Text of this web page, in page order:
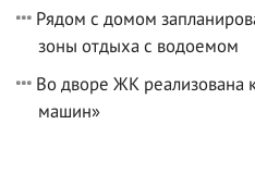
Рядом с домом
зоны отдыха с водоемом
Во дворе ЖК реализована
машин»